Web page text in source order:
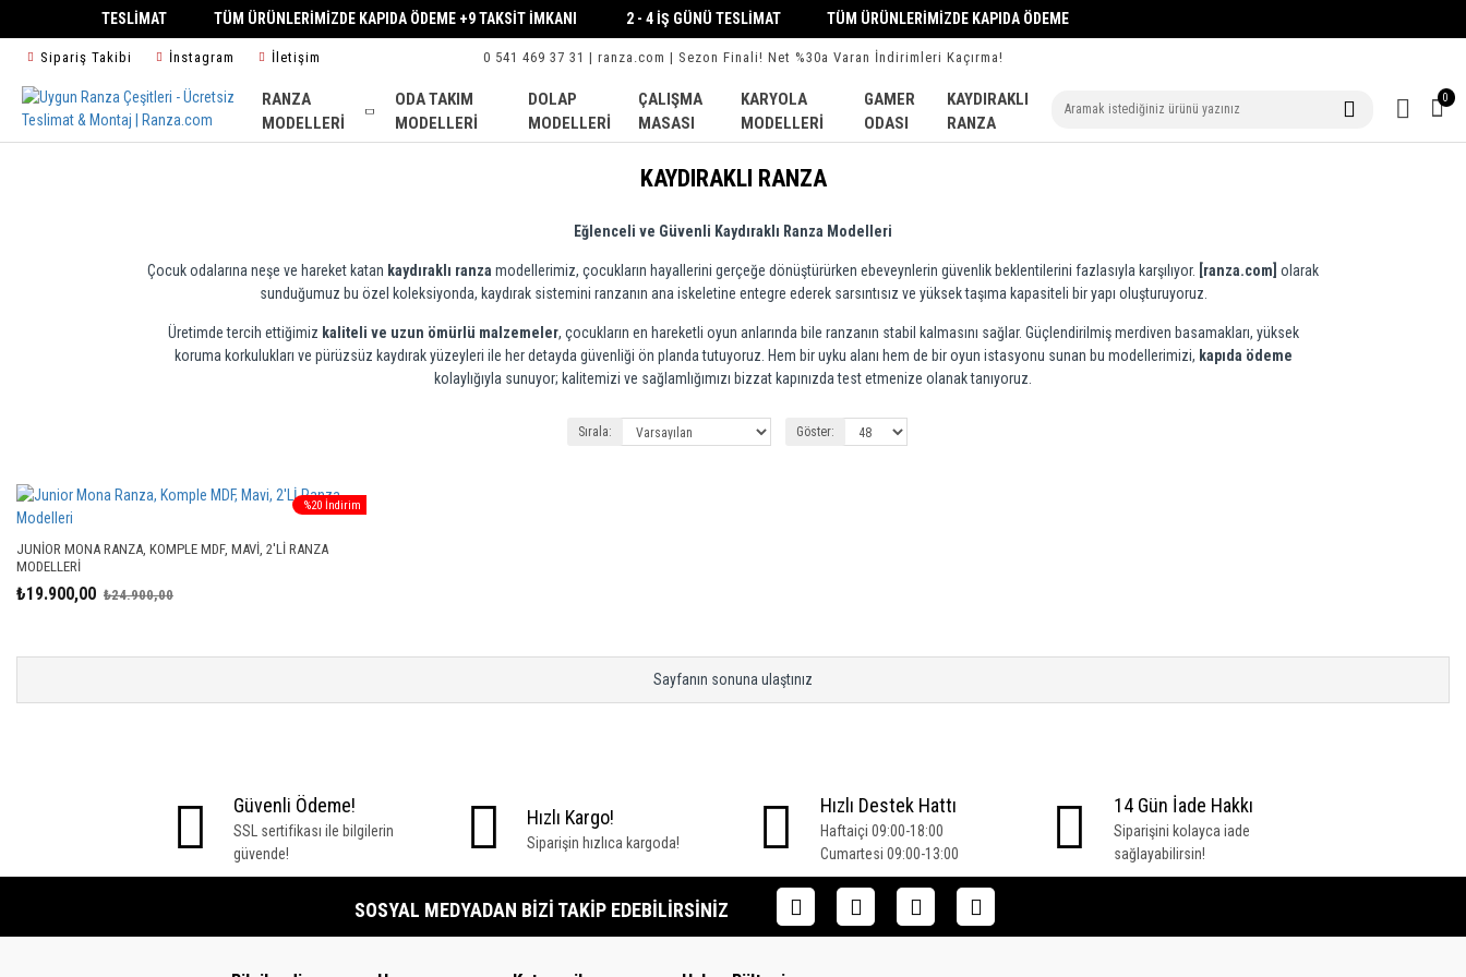
2 - 4 İŞ GÜNÜ TESLİMAT TÜM ÜRÜNLERİMİZDE KAPIDA ÖDEME +9 TAKSİT İMKANI 2 - 4 İŞ GÜNÜ TESLİMAT TÜM ÜRÜNLERİMİZDE KAPIDA ÖDEME
Sipariş Takibi İnstagram İletişim 0 541 469 37 31 | ranza.com | Sezon Finali! Net %30a Varan İndirimleri Kaçırma!
RANZA
MODELLERI
ODA TAKIM
MODELLERI
DOLAP
MODELLERI
ÇALIŞMA
MASASI
KARYOLA
MODELLERI
GAMER
ODASI
KAYDIRAKLI
RANZA
0
KAYDIRAKLI RANZA
Eğlenceli ve Güvenli Kaydıraklı Ranza Modelleri
Çocuk odalarına neşe ve hareket katan kaydıraklı ranza modellerimiz, çocukların hayallerini gerçeğe dönüştürürken ebeveynlerin güvenlik beklentilerini fazlasıyla karşılıyor. [ranza.com] olarak
sunduğumuz bu özel koleksiyonda, kaydırak sistemini ranzanın ana iskeletine entegre ederek sarsıntısız ve yüksek taşıma kapasiteli bir yapı oluşturuyoruz.
Üretimde tercih ettiğimiz kaliteli ve uzun ömürlü malzemeler, çocukların en hareketli oyun anlarında bile ranzanın stabil kalmasını sağlar. Güçlendirilmiş merdiven basamakları, yüksek
koruma korkulukları ve pürüzsüz kaydırak yüzeyleri ile her detayda güvenliği ön planda tutuyoruz. Hem bir uyku alanı hem de bir oyun istasyonu sunan bu modellerimizi, kapıda ödeme
kolaylığıyla sunuyor; kalitemizi ve sağlamlığımızı bizzat kapınızda test etmenize olanak tanıyoruz.
Sırala: Göster:
%20 İndirim
JUNIOR MONA RANZA, KOMPLE MDF, MAVI, 2'Lİ RANZA
MODELLERI
₺19.900,00 ₺24.900,00
Sayfanın sonuna ulaştınız
Güvenli Ödeme!
SSL sertifikası ile bilgilerin
güvende!
Hızlı Kargo!
Siparişin hızlıca kargoda!
Hızlı Destek Hattı
Haftaiçi 09:00-18:00
Cumartesi 09:00-13:00
14 Gün İade Hakkı
Siparişini kolayca iade
sağlayabilirsin!
SOSYAL MEDYADAN BIZI TAKIP EDEBILIRSINIZ